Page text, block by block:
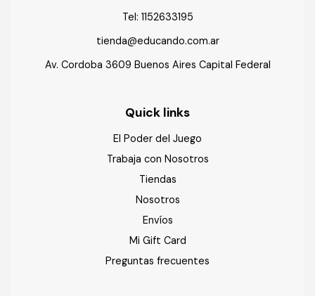
Tel: 1152633195
tienda@educando.com.ar
Av. Cordoba 3609 Buenos Aires Capital Federal
Quick links
El Poder del Juego
Trabaja con Nosotros
Tiendas
Nosotros
Envíos
Mi Gift Card
Preguntas frecuentes